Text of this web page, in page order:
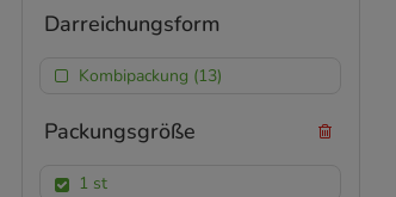
Darreichungsform
Kombipackung (13)
Packungsgröße
1 st